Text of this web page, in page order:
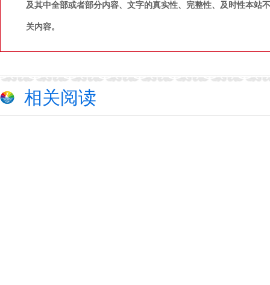
及其中全部或者部分内容、文字的真实性、完整性、及时性本站
关内容。
相关阅读